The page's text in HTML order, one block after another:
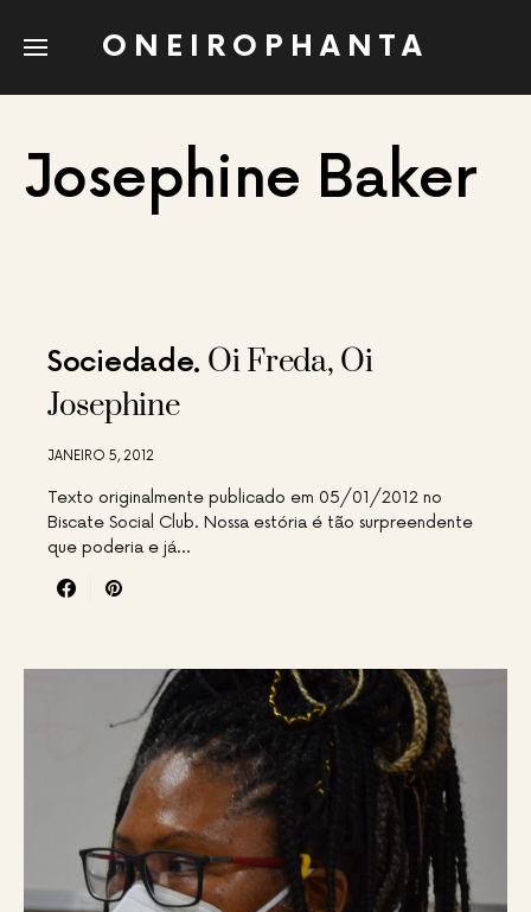
ONEIROPHANTA
Josephine Baker
Sociedade Oi Freda, Oi
Josephine
JANEIRO 5, 2012
Texto originalmente publicado em 05/01/2012 no
Biscate Social Club. Nossa estória é tão surpreendente
que poderia e já…